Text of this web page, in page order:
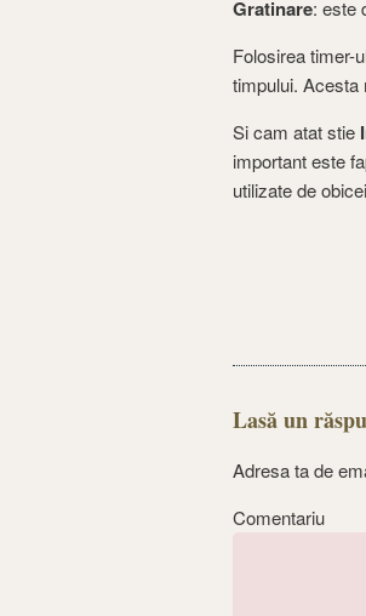
Gratinare: este
Folosirea timer-
timpului. Acesta
Si cam atat stie
important este
utilizate de
Lasă un
Adresa ta de
Comentariu